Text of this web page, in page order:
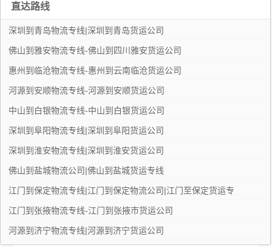
输货运专线
花都到莆田物流公司-广州花都区到莆田运
输货运专线
番禺到厦门物流公司-广州番禺区到厦门运
输货运专线
天河到东营物流公司-广州天河到东营运输
货运专线
直达路线
深圳到青岛物流专线|深圳到青岛货运公司
佛山到雅安物流专线-佛山到四川雅安货运公司
惠州到临沧物流专线-惠州到云南临沧货运公司
河源到安顺物流专线-河源到安顺货运公司
中山到白银物流专线-中山到白银货运公司
深圳到阜阳物流专线|深圳到阜阳货运公司
深圳到淮安物流专线|深圳到淮安货运公司
佛山到盐城物流公司|佛山到盐城货运专线
江门到保定物流专线|江门到保定物流公司|江门至保定货运专
江门到张掖物流专线-江门到张掖市货运公司
河源到济宁物流专线|河源到济宁货运公司